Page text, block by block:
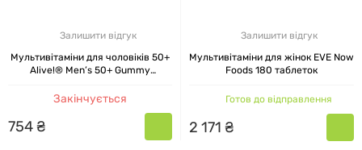
Залишити відгук
Мультивітаміни для чоловіків 50+
Alive!® Men’s 50+ Gummy
Фруктовий смак 60 жувальних
Закінчується
754₴
Залишити відгук
Мультивітаміни для жінок EVE Now
Foods 180 таблеток
Готов до відправлення
2 171 ₴